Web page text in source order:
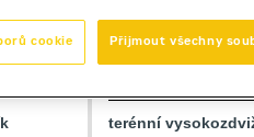
Manitou M50-
terénní
Přijmout všechny
cookie